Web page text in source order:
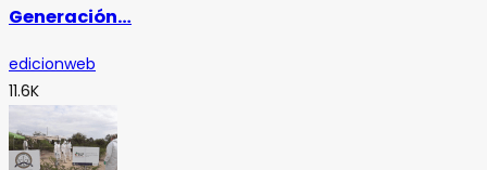
Generación…
edicionweb
11.6K